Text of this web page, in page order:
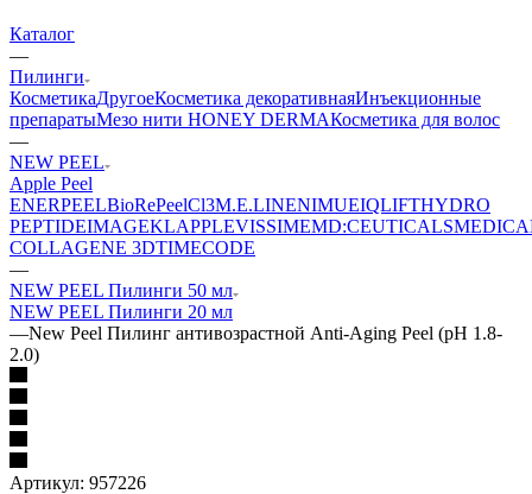
Каталог
—
Пилинги
КосметикаДругоеКосметика декоративнаяИнъекционные
препаратыМезо нити HONEY DERMAКосметика для волос
—
NEW PEEL
Apple Peel
ENERPEELBioRePeelCl3M.E.LINENIMUEIQLIFTHYDRO
PEPTIDEIMAGEKLAPPLEVISSIMEMD:CEUTICALS
COLLAGENE 3DTIMECODE
—
NEW PEEL Пилинги 50 мл
NEW PEEL Пилинги 20 мл
—New Peel Пилинг антивозрастной Anti-Aging Peel (pH 1.8-
2.0)
Артикул: 957226